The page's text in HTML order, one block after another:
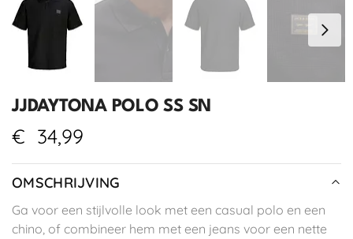
JJDAYTONA POLO SS SN
€ 34,99
OMSCHRIJVING
Ga voor een stijlvolle look met een casual polo en een
chino, of combineer hem met een jeans voor een nette